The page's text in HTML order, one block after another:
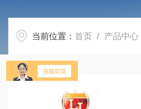
当前位置：首页 / 产品中心